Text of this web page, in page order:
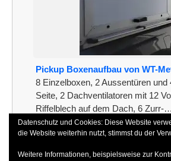
Pickup Boxenaufbau von WT-
8 Einzelboxen, 2 Aussentüren und
Seite, 2 Dachventilatoren mit 12
Riffelblech auf dem Dach, 6 Zurr-…
Datenschutz und Cookies: Diese Website
die Website weiterhin nutzt, stimmst du der
Weitere Informationen, beispielsweise zur